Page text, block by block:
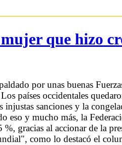
que hizo
por unas buenas
países occidentales
injustas sanciones y la
eso y mucho más, la
gracias al accionar de la
como lo destacó el